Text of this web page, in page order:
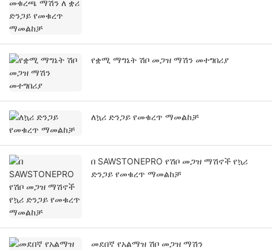
የቋሚ ማግኔት ሽቦ መጋዝ ማሽን መተግበሪያ
ለኳሪ ድንጋይ የመቁረጥ ማመልከቻ
በ SAWSTONEPRO የሽቦ መጋዝ ማሽኖች የኳሪ
ድንጋይ የመቁረጥ ማመልከቻ
መደበኛ የአልማዝ ሽቦ መጋዝ ማሽን